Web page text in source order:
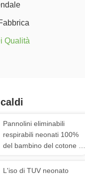
Qualità
Pannolini eliminabili
respirabili neonati 100%
del bambino del cotone di
di DODOT
L'iso di TUV neonato